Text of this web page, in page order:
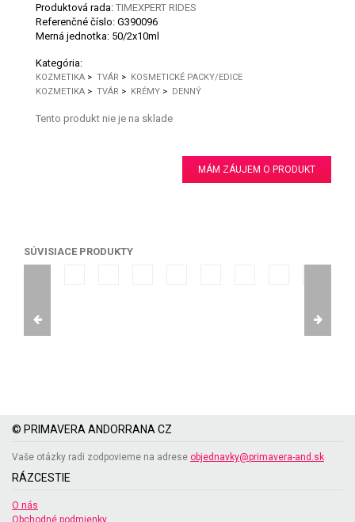
Produktová rada: TIMEXPERT RIDES
Referenčné číslo: G390096
Merná jednotka: 50/2x10ml
Kategória:
KOZMETIKA > TVÁR > KOSMETICKÉ PACKY/EDICE
KOZMETIKA > TVÁR > KRÉMY > DENNÝ
Tento produkt nie je na sklade
MÁM ZÁUJEM O PRODUKT
SÚVISIACE PRODUKTY
© PRIMAVERA ANDORRANA CZ
Vaše otázky radi zodpovieme na adrese objednavky@primavera-and.sk
RÁZCESTIE
O nás
Obchodné podmienky